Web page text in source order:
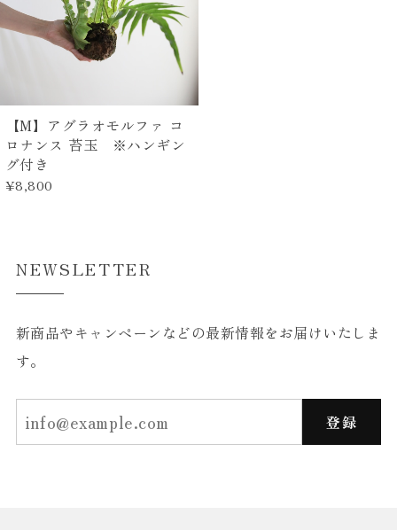
【M】アグラオモルファ コ
ロナンス 苔玉 ※ハンギン
グ付き
¥8,800
NEWSLETTER
新商品やキャンペーンなどの最新情報をお届けいたしま
す。
登録